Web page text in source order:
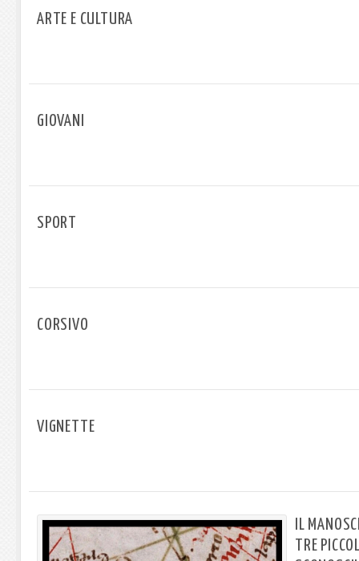
ARTE E CULTURA
GIOVANI
SPORT
CORSIVO
VIGNETTE
IL
TRE